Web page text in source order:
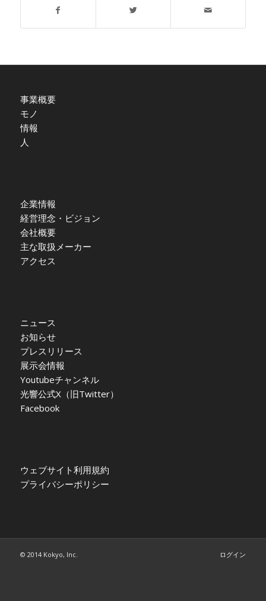
事業概要
モノ
情報
人
企業情報
経営理念・ビジョン
会社概要
主な取扱メーカー
アクセス
ニュース
お知らせ
プレスリリース
展示会情報
Youtubeチャンネル
光響公式X（旧Twitter）
Facebook
ウェブサイト利用規約
プライバシーポリシー
© 2014 Kokyo, Inc. ログイン